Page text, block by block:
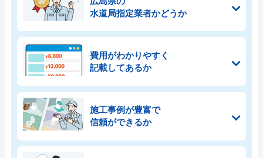
水道局指定業者かどうか
費用がわかりやすく
記載してあるか
施工事例が豊富で
信頼ができるか